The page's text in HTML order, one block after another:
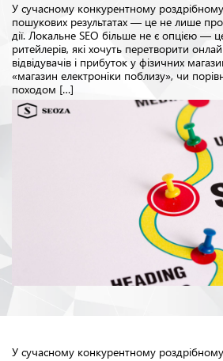
У сучасному конкурентному
пошукових результатах — це не лише про
дії. Локальне SEO більше не є опцією —
ритейлерів, які хочуть перетворити
відвідувачів і прибуток у фізичних
«магазин електроніки поблизу», чи
походом […]
У сучасному конкурентному